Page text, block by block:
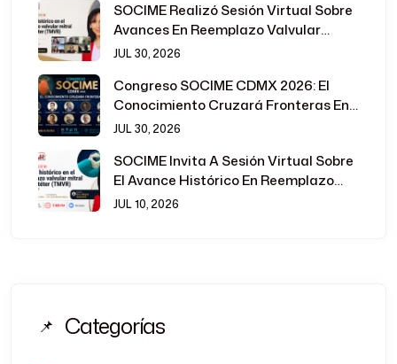
SOCIME Realizó Sesión Virtual Sobre
Avances En Reemplazo Valvular
Mitral Transcatéter
JUL 30, 2026
Congreso SOCIME CDMX 2026: El
Conocimiento Cruzará Fronteras En
La Cardiología Intervencionista
JUL 30, 2026
SOCIME Invita A Sesión Virtual Sobre
El Avance Histórico En Reemplazo
Valvular Mitral Transcatéter
JUL 10, 2026
Categorías